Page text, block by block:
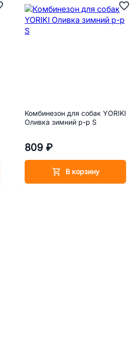
Комбинезон для собак YORIKI
Оливка зимний р-р S
809 ₽
В корзину